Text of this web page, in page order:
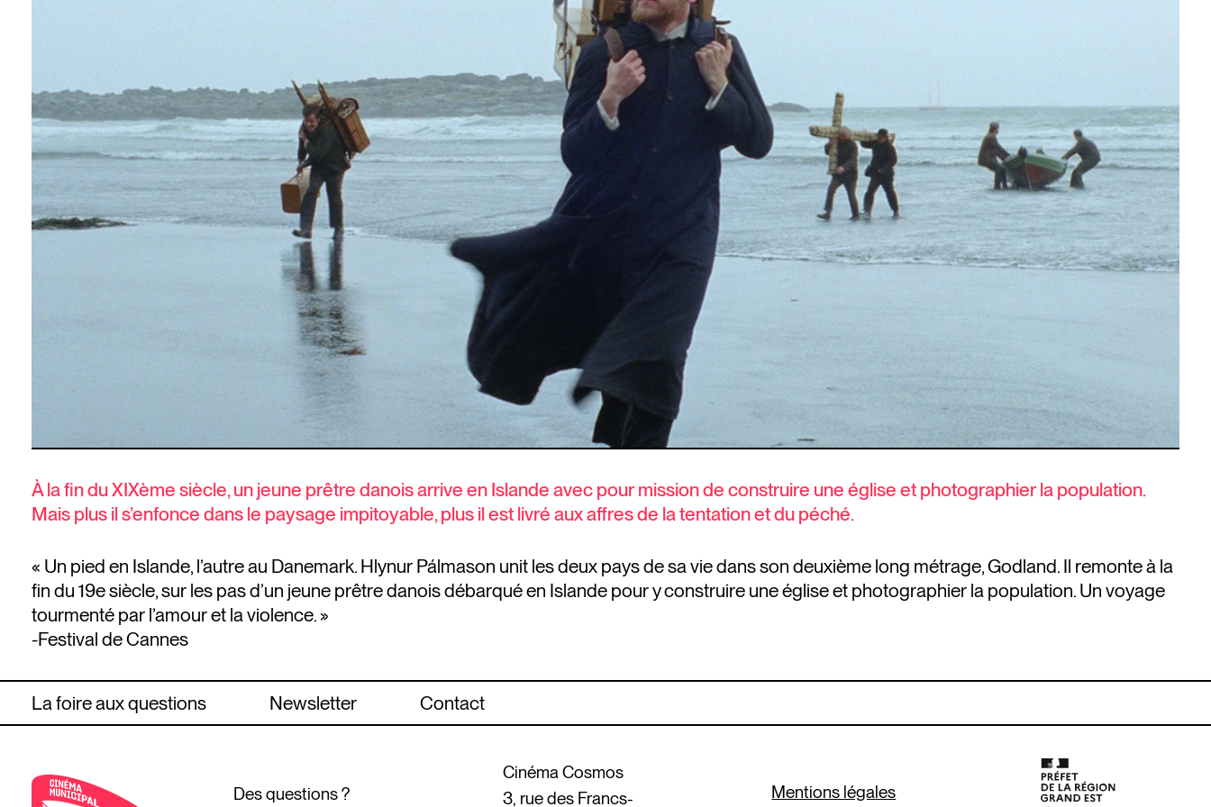
À la fin du XIXème siècle, un jeune prêtre danois arrive en Islande avec pour mission de construire une église et photographier la population.
Mais plus il s’enfonce dans le paysage impitoyable, plus il est livré aux affres de la tentation et du péché.
« Un pied en Islande, l’autre au Danemark. Hlynur Pálmason unit les deux pays de sa vie dans son deuxième long métrage, Godland. Il remonte à la
fin du 19e siècle, sur les pas d’un jeune prêtre danois débarqué en Islande pour y construire une église et photographier la population. Un voyage
tourmenté par l’amour et la violence. »
-Festival de Cannes
La foire aux questions Newsletter Contact
Des questions ?
Cinéma Cosmos
3, rue des Francs-
Mentions légales